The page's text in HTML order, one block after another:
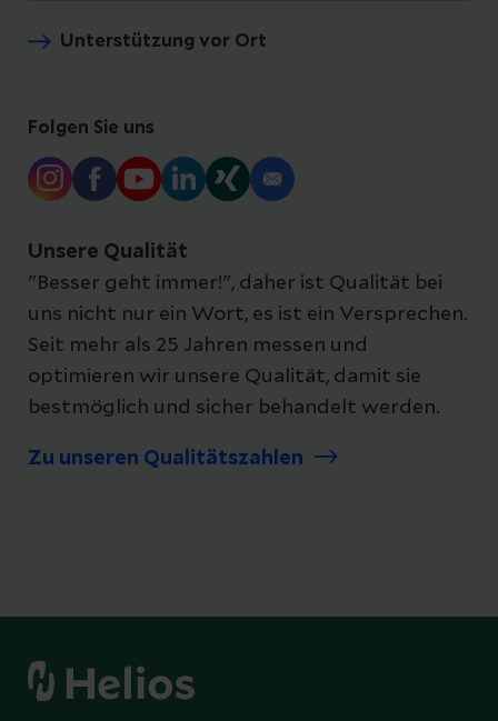
Unterstützung vor Ort
Folgen Sie uns
Unsere Qualität
"Besser geht immer!", daher ist Qualität bei
uns nicht nur ein Wort, es ist ein Versprechen.
Seit mehr als 25 Jahren messen und
optimieren wir unsere Qualität, damit sie
bestmöglich und sicher behandelt werden.
Zu unseren Qualitätszahlen